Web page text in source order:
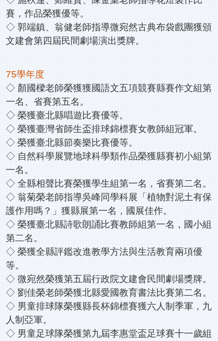
賽，作品榮獲優等。
◇ 郭端鎮、翁健老師指導微宛然古典布袋戲團獲頒
文建會第四屆民間劇場演出獎牌。
75學年度
◇ 顏國樑老師榮獲獲國語文五項競賽縣賽作文組第
一名、省賽第五名。
◇ 榮獲臺北縣唱遊比賽優等。
◇ 榮獲臺灣省師生盃排球錦標賽女教師組冠軍。
◇ 榮獲臺北縣節奏樂比賽優等。
◇ 自然科學展覽地球科學類作品榮獲縣賽初小組第
一名。
◇ 全縣相聲比賽榮獲學生組第一名，省賽第二名。
◇ 翁菊榮老師指導吳峰同學科展「植物對泥土有保
護作用嗎？」獲縣展第一名，國展佳作。
◇ 榮獲臺北縣詩歌朗誦比賽教師組第一名，國小組
第二名。
◇ 榮獲全縣評鑑改進教學方法與生活教育兩項優
等。
◇ 微宛然榮獲第五屆行政院文建會民間劇場獎牌。
◇ 劉佳榮老師榮獲北縣愛國教育書法比賽第二名。
◇ 男童排球隊榮獲縣長杯錦標賽獲六人制季軍，九
人制亞軍。
◇ 男童足球隊榮獲第九屆李惠堂盃足球賽十一歲組